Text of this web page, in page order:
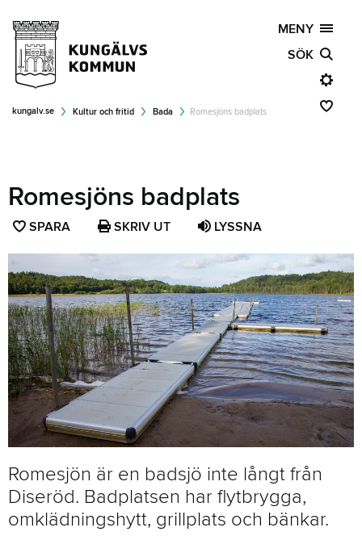
MENY
SÖK
kungalv.se Kultur och fritid Bada Romesjöns badplats
Romesjöns badplats
SPARA SPARA
FAVORIT
SKRIV UT LYSSNA
Romesjön är en badsjö inte långt från
Diseröd. Badplatsen har flytbrygga,
omklädningshytt, grillplats och bänkar.